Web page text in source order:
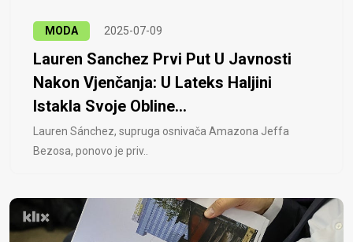
MODA 2025-07-09
Lauren Sanchez Prvi Put U Javnosti
Nakon Vjenčanja: U Lateks Haljini
Istakla Svoje Obline...
Lauren Sánchez, supruga osnivača Amazona Jeffa
Bezosa, ponovo je priv..